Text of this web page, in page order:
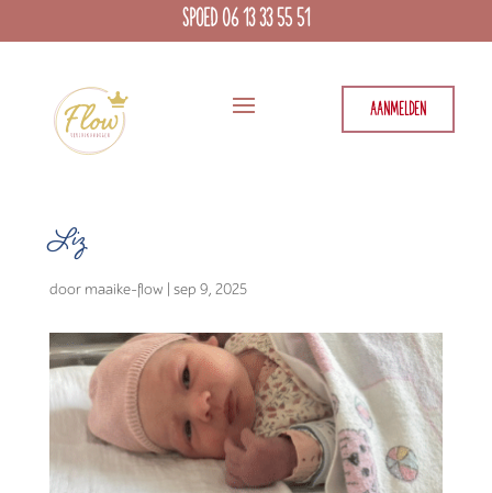
SPOED 06 13 33 55 51
AANMELDEN
Liz
door maaike-flow | sep 9, 2025